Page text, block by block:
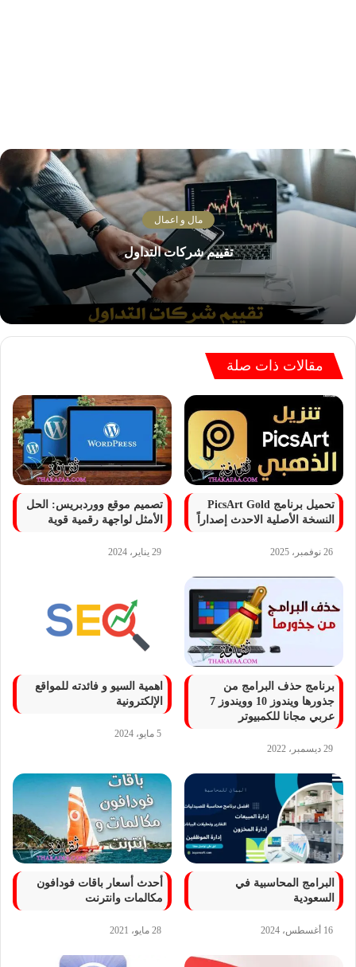
مال و اعمال
تقييم شركات التداول
مقالات ذات صلة
تحميل برنامج PicsArt Gold
النسخة الأصلية الاحدث إصداراً
26 نوفمبر، 2025
تصميم موقع ووردبريس: الحل
الأمثل لواجهة رقمية قوية
29 يناير، 2024
برنامج حذف البرامج من
جذورها ويندوز 10 وويندوز 7
عربي مجانا للكمبيوتر
29 ديسمبر، 2022
اهمية السيو و فائدته للمواقع
الإلكترونية
5 مايو، 2024
البرامج المحاسبية في
السعودية
16 أغسطس، 2024
أحدث أسعار باقات فودافون
مكالمات وانترنت
28 مايو، 2021